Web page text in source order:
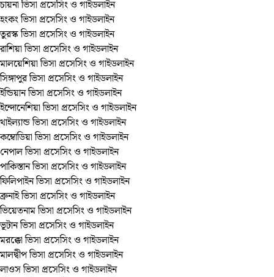
চায়না ভিসা প্রসেসিং ও গাইডলাইন
হংকং ভিসা প্রসেসিং ও গাইডলাইন
তুরস্ক ভিসা প্রসেসিং ও গাইডলাইন
রাশিয়া ভিসা প্রসেসিং ও গাইডলাইন
মালয়েশিয়া ভিসা প্রসেসিং ও গাইডলাইন
সিঙ্গাপুর ভিসা প্রসেসিং ও গাইডলাইন
ইন্ডিয়ান ভিসা প্রসেসিং ও গাইডলাইন
ইন্দোনেশিয়া ভিসা প্রসেসিং ও গাইডলাইন
থাইল্যান্ড ভিসা প্রসেসিং ও গাইডলাইন
কম্বোডিয়া ভিসা প্রসেসিং ও গাইডলাইন
নেপাল ভিসা প্রসেসিং ও গাইডলাইন
পাকিস্তান ভিসা প্রসেসিং ও গাইডলাইন
ফিলিপাইন ভিসা প্রসেসিং ও গাইডলাইন
ব্রুনাই ভিসা প্রসেসিং ও গাইডলাইন
ভিয়েতনাম ভিসা প্রসেসিং ও গাইডলাইন
ভূটান ভিসা প্রসেসিং ও গাইডলাইন
মরক্কো ভিসা প্রসেসিং ও গাইডলাইন
মালদ্বীপ ভিসা প্রসেসিং ও গাইডলাইন
লাওস ভিসা প্রসেসিং ও গাইডলাইন